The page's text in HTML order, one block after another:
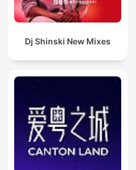
Dj Shinski New Mixes